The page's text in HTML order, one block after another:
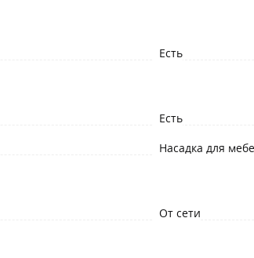
Есть
Есть
Насадка для
От сети